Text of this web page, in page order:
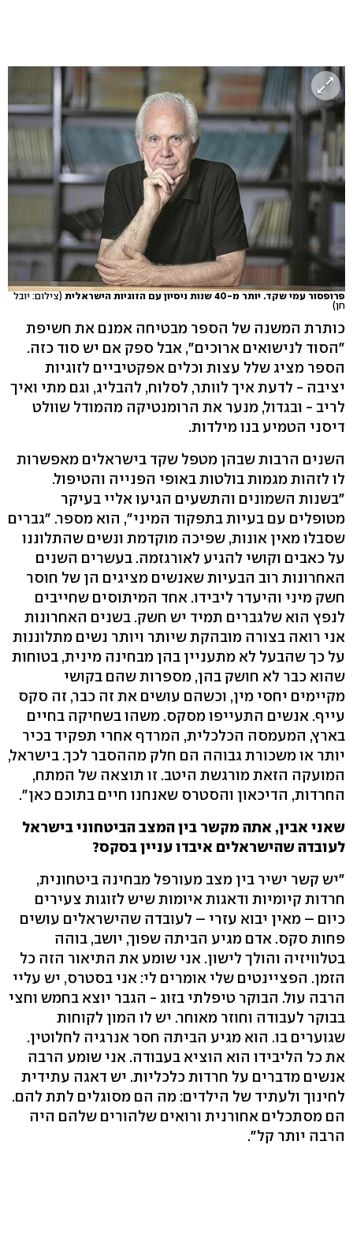
פרופסור עמי שקד. יותר מ-40 שנות ניסיון עם הזוגיות הישראלית
(צילום: יובל
חן)
כותרת המשנה של הספר מבטיחה אמנם את חשיפת
"הסוד לנישואים ארוכים", אבל ספק אם יש סוד כזה.
הספר מציג שלל עצות וכלים אפקטיביים לזוגיות
יציבה - לדעת איך לוותר, לסלוח, להבליג, וגם מתי ואיך
לריב - ובגדול, מנער את הרומנטיקה מהמודל שוולט
דיסני הטמיע בנו מילדות.
השנים הרבות שבהן מטפל שקד בישראלים מאפשרות
לו לזהות מגמות בולטות באופי הפנייה והטיפול.
"בשנות השמונים והתשעים הגיעו אליי בעיקר
מטופלים עם בעיות בתפקוד המיני", הוא מספר. "גברים
שסבלו מאין אונות, שפיכה מוקדמת ונשים שהתלוננו
על כאבים וקושי להגיע לאורגזמה. בעשרים השנים
האחרונות רוב הבעיות שאנשים מציגים הן של חוסר
חשק מיני והיעדר ליבידו. אחד המיתוסים שחייבים
לנפץ הוא שלגברים תמיד יש חשק. בשנים האחרונות
אני רואה בצורה מובהקת שיותר ויותר נשים מתלוננות
על כך שהבעל לא מתעניין בהן מבחינה מינית, בטוחות
שהוא כבר לא חושק בהן, מספרות שהם בקושי
מקיימים יחסי מין, וכשהם עושים את זה כבר, זה סקס
עייף. אנשים התעייפו מסקס. משהו בשחיקה בחיים
בארץ, המעמסה הכלכלית, המרדף אחרי תפקיד בכיר
יותר או משכורת גבוהה הם חלק מההסבר לכך. בישראל,
המועקה הזאת מורגשת היטב. זו תוצאה של המתח,
החרדות, הדיכאון והסטרס שאנחנו חיים בתוכם כאן".
שאני אבין, אתה מקשר בין המצב הביטחוני בישראל
לעובדה שהישראלים איבדו עניין בסקס?
"יש קשר ישיר בין מצב מעורפל מבחינה ביטחונית,
חרדות קיומיות ודאגות איומות שיש לזוגות צעירים
כיום – מאין יבוא עזרי – לעובדה שהישראלים עושים
פחות סקס. אדם מגיע הביתה שפוך, יושב, בוהה
בטלוויזיה והולך לישון. אני שומע את התיאור הזה כל
הזמן. הפציינטים שלי אומרים לי: אני בסטרס, יש עליי
הרבה עול. הבוקר טיפלתי בזוג - הגבר יוצא בחמש וחצי
בבוקר לעבודה וחוזר מאוחר. יש לו המון לקוחות
שגוערים בו. הוא מגיע הביתה חסר אנרגיה לחלוטין.
את כל הליבידו הוא הוציא בעבודה. אני שומע הרבה
אנשים מדברים על חרדות כלכליות. יש דאגה עתידית
לחינוך ולעתיד של הילדים: מה הם מסוגלים לתת להם.
הם מסתכלים אחורנית ורואים שלהורים שלהם היה
הרבה יותר קל".